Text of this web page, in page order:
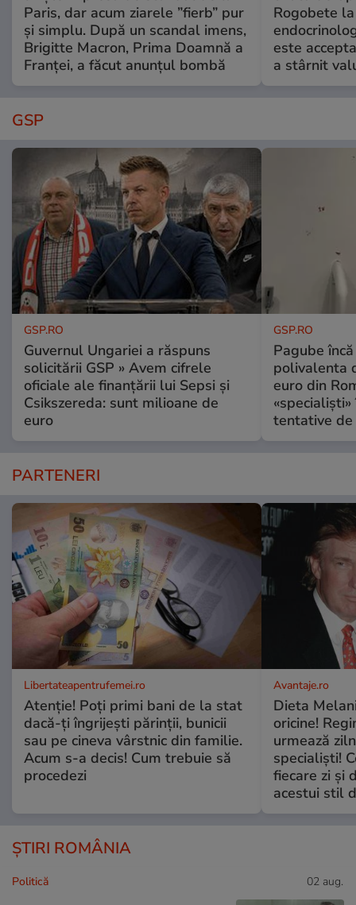
Paris, dar acum ziarele ”fierb” pur
și simplu. După un scandal imens,
Brigitte Macron, Prima Doamnă a
Franței, a făcut anunțul bombă
Rogobete
este
a stârnit
GSP
GSP.RO
Guvernul Ungariei a răspuns
solicitării GSP » Avem cifrele
oficiale ale finanțării lui Sepsi și
Csikszereda: sunt milioane de
euro
GSP.RO
Pagube
polivalenta
euro din
tentative de
PARTENERI
Libertateapentrufemei.ro
Atenție! Poți primi bani de la stat
dacă-ți îngrijești părinții, bunicii
sau pe cineva vârstnic din familie.
Acum s-a decis! Cum trebuie să
procedezi
Avantaje.ro
Dieta
oricine!
urmează
specialiști!
fiecare zi și
acestui stil
ȘTIRI ROMÂNIA
Politică 02 aug.